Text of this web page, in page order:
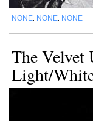
NONE NONE NONE
The Velvet
Light/